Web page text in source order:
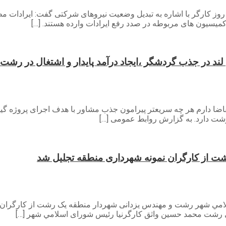
کارگر با اشاره به تبدیل وضعیت نیروهای شرکتی گفت:
های مربوطه در صدد رفع ایرادات وارده هستند. […]
در جذب گردشگر ،ایجاد درآمد پایدار و اشتغال در
هر چه سریعتر پیرامون جذب مشاور با هدف اجرای پروژه گیل
رشت دارد. به گزارش روابط عمومی […]
کارگران نمونه شهرداری منطقه تجلیل شد
شهر رشت و مهندس یزدانی شهردار منطقه یک رشت از
رشت محمد حسین واثق کارگرنیا رئیس شورای اسلامي شهر […]